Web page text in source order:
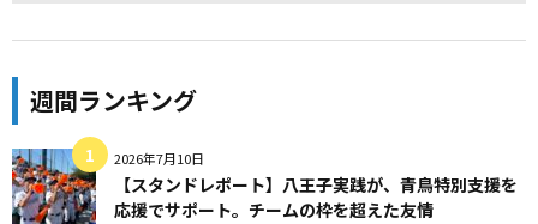
週間ランキング
2026年7月10日
【スタンドレポート】八王子実践が、青鳥特別支援を
応援でサポート。チームの枠を超えた友情